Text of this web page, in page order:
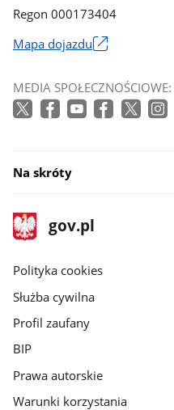
Regon 000173404
Mapa dojazdu
się
w
MEDIA SPOŁECZNOŚCIOWE:
Na skróty
stopka
gov.pl
Strona
gov.pl
gov.pl
Polityka cookies
Służba cywilna
Profil zaufany
BIP
Prawa autorskie
Warunki korzystania